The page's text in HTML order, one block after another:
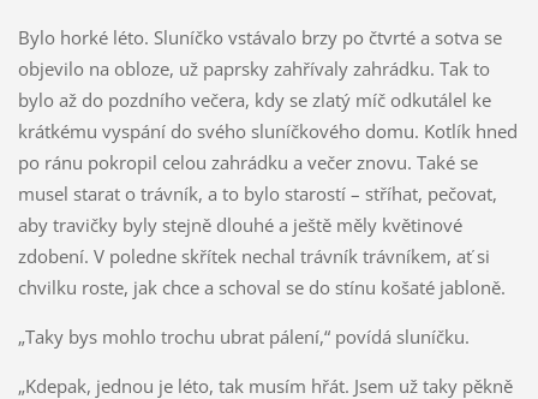
Bylo horké léto. Sluníčko vstávalo brzy po čtvrté a sotva se
objevilo na obloze, už paprsky zahřívaly zahrádku. Tak to
bylo až do pozdního večera, kdy se zlatý míč odkutálel ke
krátkému vyspání do svého sluníčkového domu. Kotlík hned
po ránu pokropil celou zahrádku a večer znovu. Také se
musel starat o trávník, a to bylo starostí – stříhat, pečovat,
aby travičky byly stejně dlouhé a ještě měly květinové
zdobení. V poledne skřítek nechal trávník trávníkem, ať si
chvilku roste, jak chce a schoval se do stínu košaté jabloně.
„Taky bys mohlo trochu ubrat pálení,“ povídá sluníčku.
„Kdepak, jednou je léto, tak musím hřát. Jsem už taky pěkně